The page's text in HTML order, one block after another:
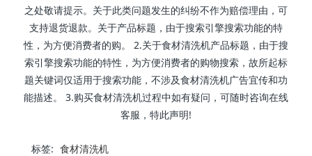
之处敬请提示。关于此类问题发生的纠纷不作为赔偿理由，可
支持退货退款。关于产品标题，由于搜索引擎搜索功能的特
性，为方便消费者的购。 2.关于食材清洗机产品标题，由于搜
索引擎搜索功能的特性，为方便消费者的购物搜索，故所起标
题关键词仅适用于搜索功能，不涉及食材清洗机广告宜传和功
能描述。 3.购买食材清洗机过程中如有疑问，可随时咨询在线
客服，特此声明!
标签: 食材清洗机